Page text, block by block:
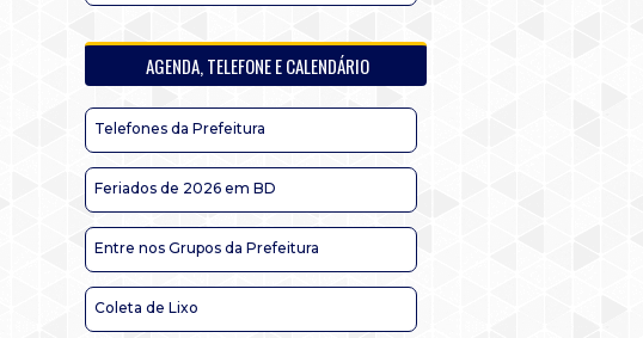
AGENDA, TELEFONE E CALENDÁRIO
Telefones da Prefeitura
Feriados de 2026 em BD
Entre nos Grupos da Prefeitura
Coleta de Lixo